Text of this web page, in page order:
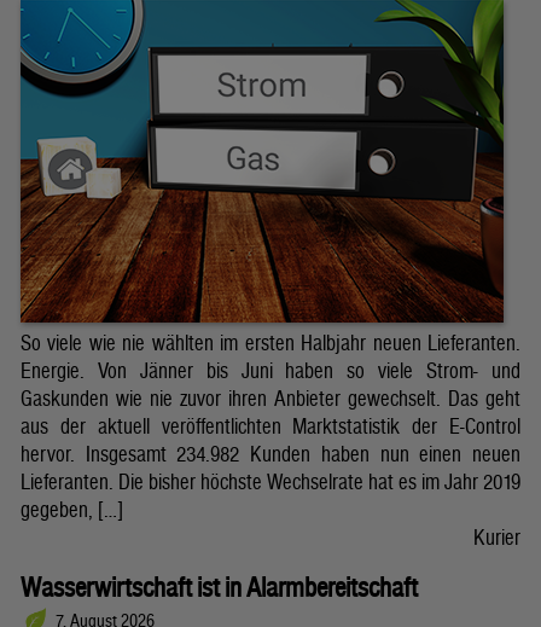
So viele wie nie wählten im ersten Halbjahr neuen Lieferanten.
Energie. Von Jänner bis Juni haben so viele Strom- und
Gaskunden wie nie zuvor ihren Anbieter gewechselt. Das geht
aus der aktuell veröffentlichten Marktstatistik der E-Control
hervor. Insgesamt 234.982 Kunden haben nun einen neuen
Lieferanten. Die bisher höchste Wechselrate hat es im Jahr 2019
gegeben, […]
Kurier
Wasserwirtschaft ist in Alarmbereitschaft
7. August 2026